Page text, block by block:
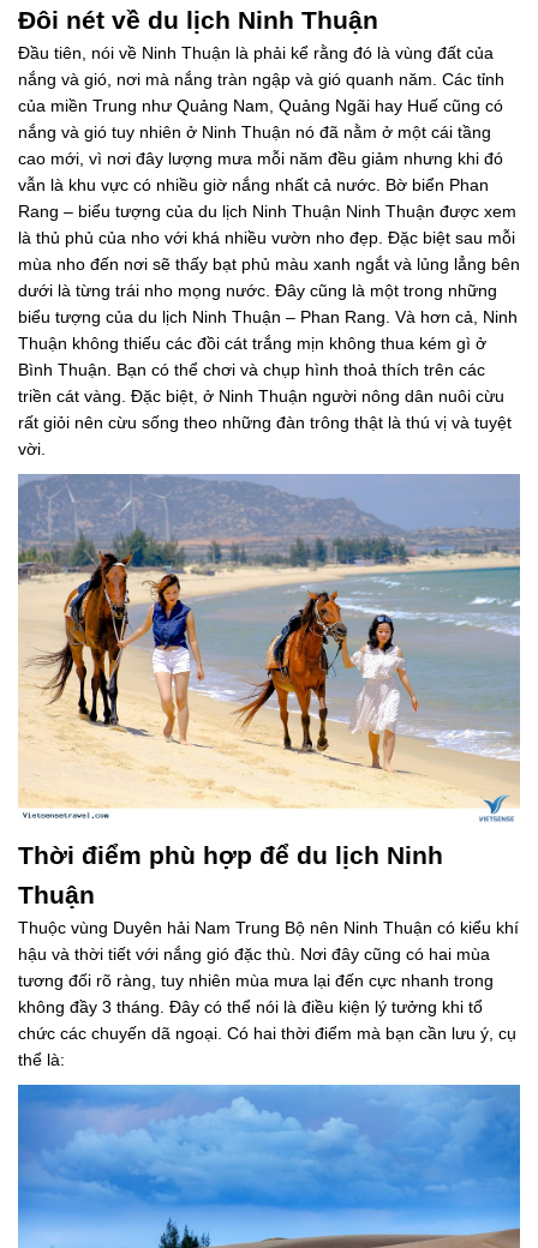
Đôi nét về du lịch Ninh Thuận
Đầu tiên, nói về Ninh Thuận là phải kể rằng đó là vùng đất của
nắng và gió, nơi mà nắng tràn ngập và gió quanh năm. Các tỉnh
của miền Trung như Quảng Nam, Quảng Ngãi hay Huế cũng có
nắng và gió tuy nhiên ở Ninh Thuận nó đã nằm ở một cái tầng
cao mới, vì nơi đây lượng mưa mỗi năm đều giảm nhưng khi đó
vẫn là khu vực có nhiều giờ nắng nhất cả nước. Bờ biển Phan
Rang – biểu tượng của du lịch Ninh Thuận Ninh Thuận được xem
là thủ phủ của nho với khá nhiều vườn nho đẹp. Đặc biệt sau mỗi
mùa nho đến nơi sẽ thấy bạt phủ màu xanh ngắt và lủng lẳng bên
dưới là từng trái nho mọng nước. Đây cũng là một trong những
biểu tượng của du lịch Ninh Thuận – Phan Rang. Và hơn cả, Ninh
Thuận không thiếu các đồi cát trắng mịn không thua kém gì ở
Bình Thuận. Bạn có thể chơi và chụp hình thoả thích trên các
triền cát vàng. Đặc biệt, ở Ninh Thuận người nông dân nuôi cừu
rất giỏi nên cừu sống theo những đàn trông thật là thú vị và tuyệt
vời.
Thời điểm phù hợp để du lịch Ninh
Thuận
Thuộc vùng Duyên hải Nam Trung Bộ nên Ninh Thuận có kiểu khí
hậu và thời tiết với nắng gió đặc thù. Nơi đây cũng có hai mùa
tương đối rõ ràng, tuy nhiên mùa mưa lại đến cực nhanh trong
không đầy 3 tháng. Đây có thể nói là điều kiện lý tưởng khi tổ
chức các chuyến dã ngoại. Có hai thời điểm mà bạn cần lưu ý, cụ
thể là: